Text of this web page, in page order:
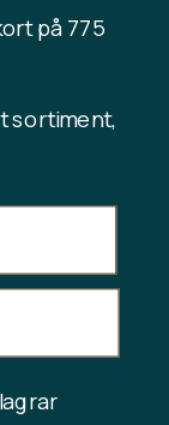
på 775
sortiment,